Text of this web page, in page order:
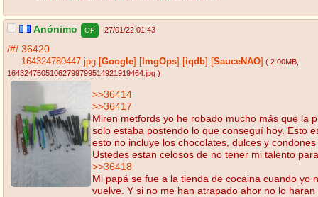
Anónimo OP 27/01/22 01:43
/#/ 36420
164324780447.jpg Google ImgOps iqdb SauceNAO ( 2.00MB
16432475051062799799514921919464.jpg )
>>36414
>>36417
Miren metfords yo he robado mucho más que la
solo estaba postendo lo que conseguí hoy. Esto
esto no incluye los chocolates, dulces y
Ustedes estan celosos de no tener mi talento
>>36418
Mi papá se fue a la tienda de cocaina cuando yo
vuelve. Y si no me han atrapado ahor no lo haran